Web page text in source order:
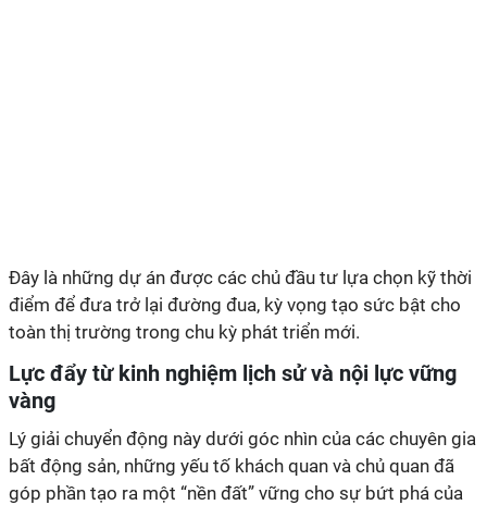
Đây là những dự án được các chủ đầu tư lựa chọn kỹ thời
điểm để đưa trở lại đường đua, kỳ vọng tạo sức bật cho
toàn thị trường trong chu kỳ phát triển mới.
Lực đẩy từ kinh nghiệm lịch sử và nội lực vững
vàng
Lý giải chuyển động này dưới góc nhìn của các chuyên gia
bất động sản, những yếu tố khách quan và chủ quan đã
góp phần tạo ra một “nền đất” vững cho sự bứt phá của